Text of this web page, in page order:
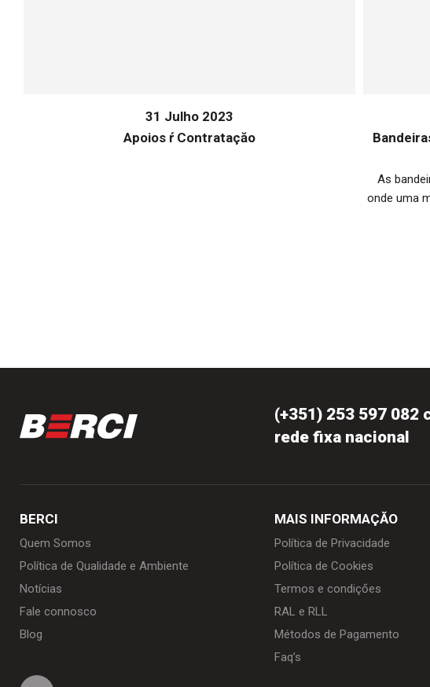
31 Julho 2023
Apoios ŕ Contrataçăo
As
onde uma
(+351) 253 597 082
rede fixa nacional
BERCI
Quem Somos
Política de Qualidade e Ambiente
Notícias
Fale connosco
Blog
MAIS INFORMAÇĂO
Política de Privacidade
Política de Cookies
Termos e condiçőes
RAL e RLL
Métodos de Pagamento
Faq’s